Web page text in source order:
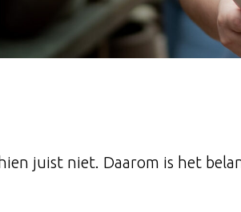
juist niet. Daarom is het